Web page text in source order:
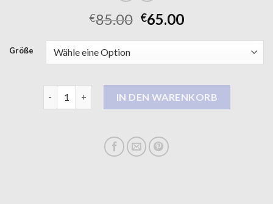
€85.00 €65.00
Größe
IN DEN WARENKORB